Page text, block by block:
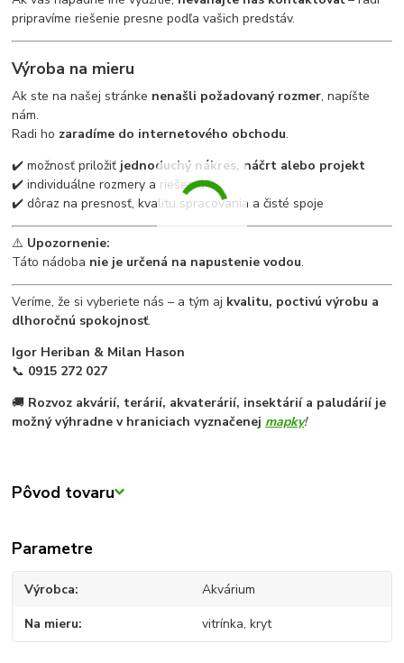
pripravíme riešenie presne podľa vašich predstáv.
Výroba na mieru
Ak ste na našej stránke nenašli požadovaný rozmer, napíšte
nám.
Radi ho zaradíme do internetového obchodu.
✔️ možnosť priložiť jednoduchý nákres, náčrt alebo projekt
✔️ individuálne rozmery a riešenia
✔️ dôraz na presnosť, kvalitu spracovania a čisté spoje
⚠️ Upozornenie:
Táto nádoba nie je určená na napustenie vodou.
Veríme, že si vyberiete nás – a tým aj kvalitu, poctivú výrobu a
dlhoročnú spokojnosť.
Igor Heriban & Milan Hason
📞 0915 272 027
🚚 Rozvoz akvárií, terárií, akvaterárií, insektárií a paludárií je
možný výhradne v hraniciach vyznačenej mapky!
Pôvod tovaru
Parametre
Výrobca Akvárium
Na mieru vitrínka, kryt